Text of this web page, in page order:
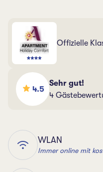
Offizielle
4.5
Sehr gut!
4
WLAN
Immer online mit